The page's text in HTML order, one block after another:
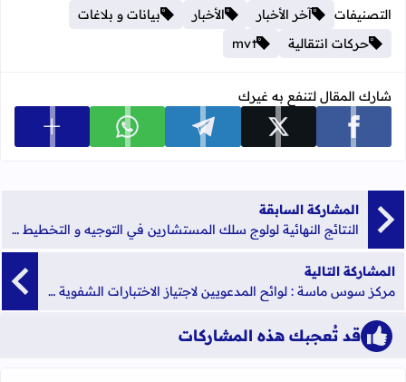
التصنيفات آخر الأخبار الأخبار
بيانات و بلاغات
حركات انتقالية
mvt
شارك المقال لتنفع به غيرك
شارك على facebook شارك على x شارك على telegram شارك على whatsapp عرض
المشاركة السابقة
النتائج النهائية لولوج سلك المستشارين في التوجيه و التخطيط التربوي 2017
المشاركة التالية
مركز سوس ماسة : لوائح المدعويين لاجتياز الاختبارات الشفوية لمباراة الدخول إلى مسلك تكوين أطر الإدارة التربوية دورة 2017
قد تُعجبك هذه المشاركات